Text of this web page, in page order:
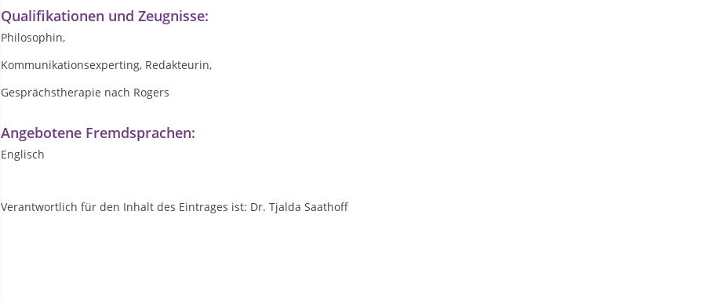
Qualifikationen und Zeugnisse:
Philosophin,
Kommunikationsexperting, Redakteurin,
Gesprächstherapie nach Rogers
Angebotene Fremdsprachen:
Englisch
Verantwortlich für den Inhalt des Eintrages ist: Dr. Tjalda Saathoff